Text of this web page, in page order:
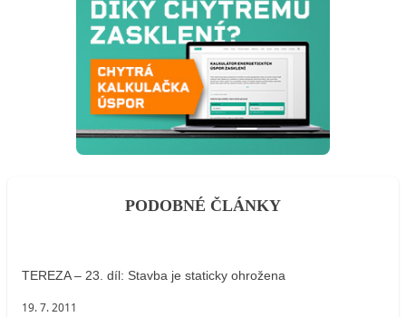
PODOBNÉ ČLÁNKY
TEREZA – 23. díl: Stavba je staticky ohrožena
19. 7. 2011